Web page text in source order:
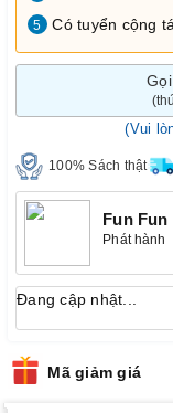
5 Có tuyển cộng
(Vui
100% Sách thật
Fun Fun
Phát hành
Đang cập nhật...
Mã giảm giá